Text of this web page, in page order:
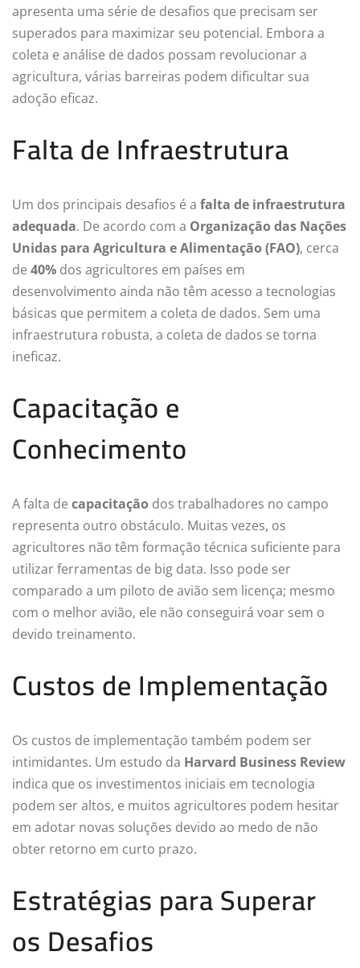
apresenta uma série de desafios que precisam ser
superados para maximizar seu potencial. Embora a
coleta e análise de dados possam revolucionar a
agricultura, várias barreiras podem dificultar sua
adoção eficaz.
Falta de Infraestrutura
Um dos principais desafios é a falta de infraestrutura
adequada. De acordo com a Organização das Nações
Unidas para Agricultura e Alimentação (FAO), cerca
de 40% dos agricultores em países em
desenvolvimento ainda não têm acesso a tecnologias
básicas que permitem a coleta de dados. Sem uma
infraestrutura robusta, a coleta de dados se torna
ineficaz.
Capacitação e
Conhecimento
A falta de capacitação dos trabalhadores no campo
representa outro obstáculo. Muitas vezes, os
agricultores não têm formação técnica suficiente para
utilizar ferramentas de big data. Isso pode ser
comparado a um piloto de avião sem licença; mesmo
com o melhor avião, ele não conseguirá voar sem o
devido treinamento.
Custos de Implementação
Os custos de implementação também podem ser
intimidantes. Um estudo da Harvard Business Review
indica que os investimentos iniciais em tecnologia
podem ser altos, e muitos agricultores podem hesitar
em adotar novas soluções devido ao medo de não
obter retorno em curto prazo.
Estratégias para Superar
os Desafios